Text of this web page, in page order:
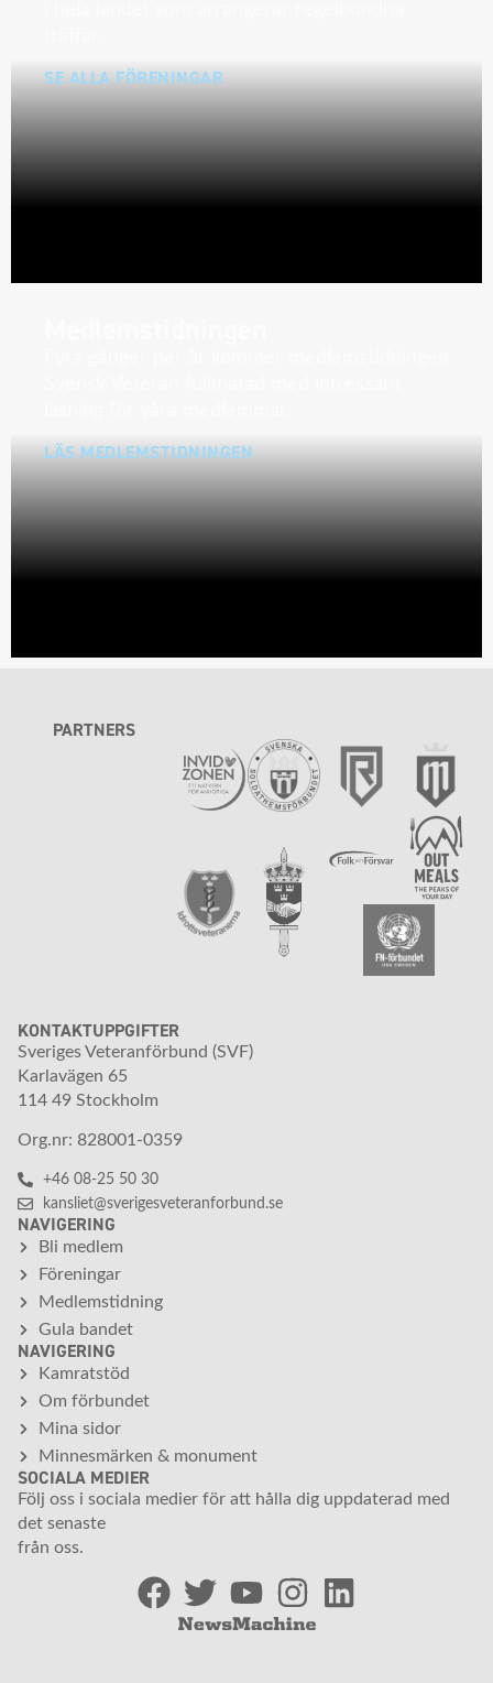
SE ALLA FÖRENINGAR
LÄS MEDLEMSTIDNINGEN
PARTNERS
KONTAKTUPPGIFTER
Sveriges Veteranförbund (SVF)
Karlavägen 65
114 49 Stockholm
Org.nr: 828001-0359
+46 08-25 50 30
kansliet@sverigesveteranforbund.se
NAVIGERING
Bli medlem
Föreningar
Medlemstidning
Gula bandet
NAVIGERING
Kamratstöd
Om förbundet
Mina sidor
Minnesmärken & monument
SOCIALA MEDIER
Följ oss i sociala medier för att hålla dig uppdaterad med
det senaste
från oss.